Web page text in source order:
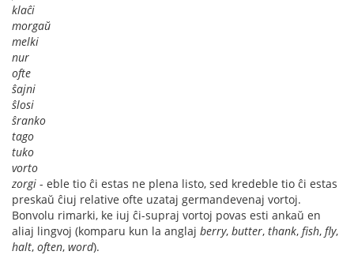
klaĉi
morgaŭ
melki
nur
ofte
ŝajni
ŝlosi
ŝranko
tago
tuko
vorto
zorgi - eble tio ĉi estas ne plena listo, sed kredeble tio ĉi estas
preskaŭ ĉiuj relative ofte uzataj germandevenaj vortoj.
Bonvolu rimarki, ke iuj ĉi-supraj vortoj povas esti ankaŭ en
aliaj lingvoj (komparu kun la anglaj berry, butter, thank, fish, fly,
halt, often, word).